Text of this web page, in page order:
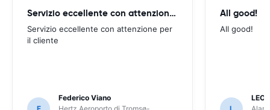
Servizio eccellente con attenzione per
Servizio eccellente con attenzione per
il cliente
Federico Viano
All good!
All good!